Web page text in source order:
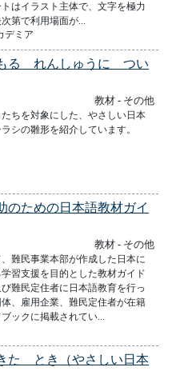
はイラスト主体で、文字を極力
第で利用場面が...
デミア
る れんしゅうに つい
教材 - その他
ちを対象にした、やさしい日本
シの雛形を紹介しています。
のための日本語教材ガイ
教材 - その他
難民事業本部が作成した日本に
習支援を目的とした教材ガイド
難民定住者に日本語教育を行っ
、雇用企業、難民定住者が在籍
ックに掲載されてい...
とき（やさしい日本